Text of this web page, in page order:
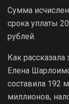
Сумма
срока уплаты
рублей.
Как
Елена
составила 192
миллионов,